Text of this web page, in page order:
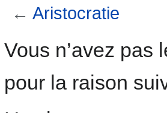
← Aristocratie
à
navigation
à
recherche
Vous n’avez pas
pour la raison